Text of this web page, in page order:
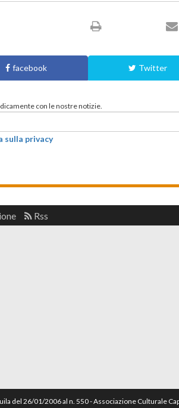
facebook Twitter
con le nostre notizie.
sulla privacy
Rss
del 26/01/2006 al n. 550 - Associazione Culturale